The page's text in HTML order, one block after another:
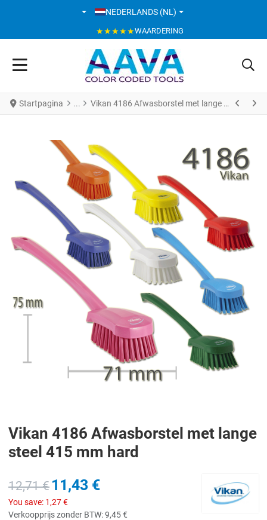
SELECTEER DE TAAL
NEDERLANDS (NL)
★★★★★WAARDERING
Startpagina Vikan 4186 Afwasborstel met lange steel 415 mm hard
Vikan 4186 Afwasborstel met lange
steel 415 mm hard
12,71 € 11,43 €
You save: 1,27 €
Verkoopprijs zonder BTW:9,45 €